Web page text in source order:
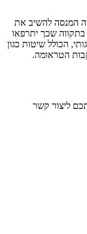
המנסה להשיב את
שכך יתרפאו
הכולל שיטות כגון
הטראומה.
ליצור קשר